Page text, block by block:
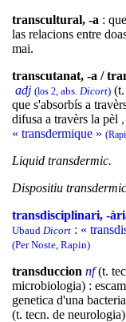
transcultural, -a :
las relacions entre
mai.
transcutanat, -a /
adj (los 2, abs. Dicort)
que s'absorbís a
difusa a travèrs la pèl ,
« transdermique »
Liquid transdermic.
Dispositiu
transdisciplinari, -
Ubaud Dicort : «
(Per Noste, Rapin)
transduccion nf (t.
microbiologia) :
genetica d'una
(t. tecn. de